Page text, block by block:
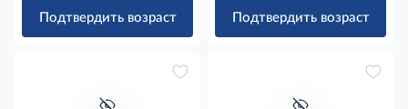
Подтвердить возраст Подтвердить возраст